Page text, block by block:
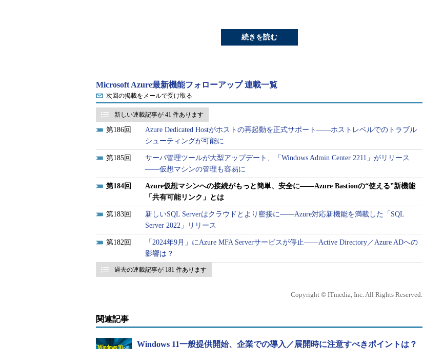
続きを読む
Microsoft Azure最新機能フォローアップ 連載一覧
次回の掲載をメールで受け取る
新しい連載記事が 41 件あります
186
Azure Dedicated Hostがホストの再起動を正式サポート――ホストレベルでのトラブル
シューティングが可能に
185
サーバ管理ツールが大型アップデート、「Windows Admin Center 2211」がリリース
――仮想マシンの管理も容易に
184
Azure仮想マシンへの接続がもっと簡単、安全に――Azure Bastionの“使える”新機能
「共有可能リンク」とは
183
新しいSQL Serverはクラウドとより密接に――Azure対応新機能を満載した「SQL
Server 2022」リリース
182
「2024年9月」にAzure MFA Serverサービスが停止――Active Directory／Azure ADへの
影響は？
過去の連載記事が 181 件あります
Copyright © ITmedia, Inc. All Rights Reserved.
関連記事
Windows 11一般提供開始、企業での導入／展開時に注意すべきポイントは？